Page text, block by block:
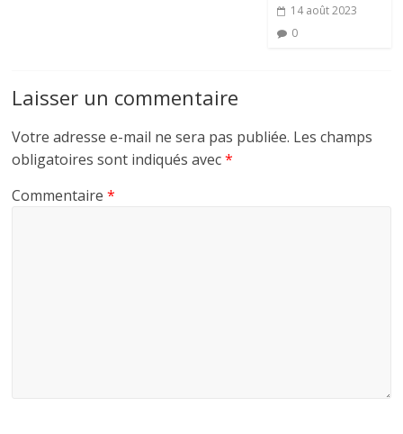
14 août 2023
0
Laisser un commentaire
Votre adresse e-mail ne sera pas publiée. Les champs
obligatoires sont indiqués avec*
Commentaire*